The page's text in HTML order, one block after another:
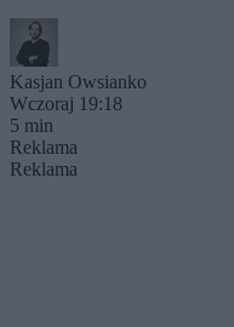
Kasjan Owsianko
Wczoraj 19:18
5 min
Reklama
Reklama